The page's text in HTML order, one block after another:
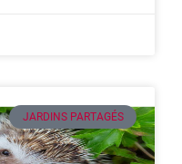
JARDINS PARTAGÉS